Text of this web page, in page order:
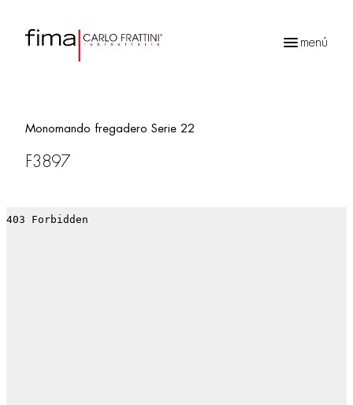
menú
Monomando fregadero Serie 22
F3897